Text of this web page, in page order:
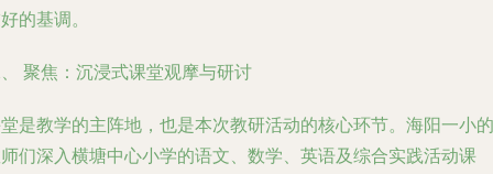
的基调。
聚焦：沉浸式课堂观摩与研讨
是教学的主阵地，也是本次教研活动的核心环节。海阳一小的
们深入横塘中心小学的语文、数学、英语及综合实践活动课